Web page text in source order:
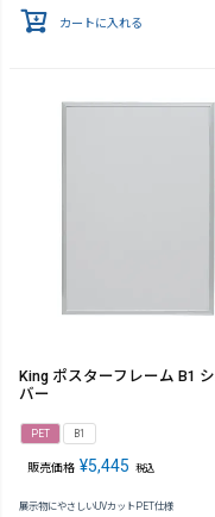
カートに入れる
King ポスターフレーム B1
バー
PET B1
販売価格 ¥5,445 税込
展示物にやさしいUVカットPET仕様